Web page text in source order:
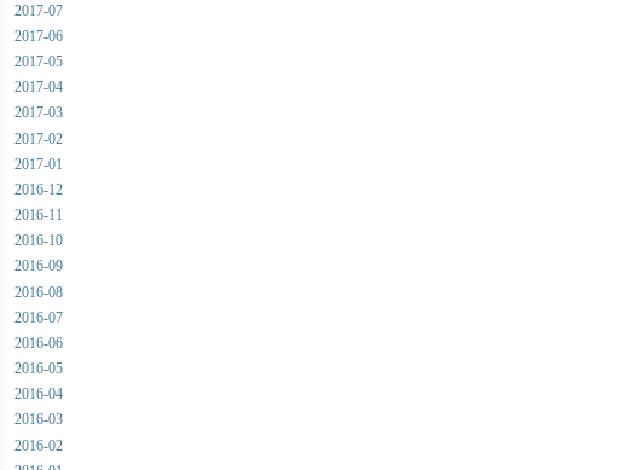
2017-07
2017-06
2017-05
2017-04
2017-03
2017-02
2017-01
2016-12
2016-11
2016-10
2016-09
2016-08
2016-07
2016-06
2016-05
2016-04
2016-03
2016-02